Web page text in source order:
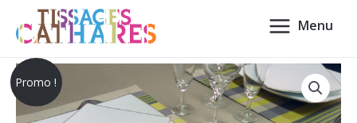
Menu
Promo !